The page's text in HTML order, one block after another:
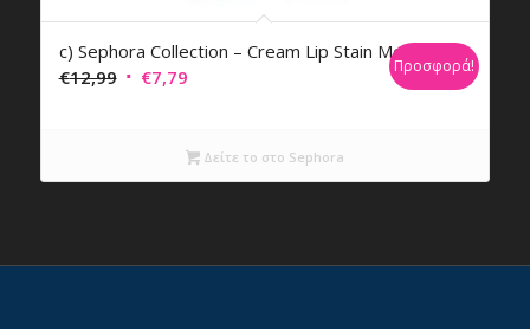
c) Sephora Collection – Cream Lip Stain Metal
€12,99 Original
€7,79Η
είναι:
€7,79.
Προσφορά!
Δείτε το στο Sephora